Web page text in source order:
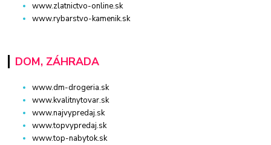
www.zlatnictvo-online.sk
www.rybarstvo-kamenik.sk
DOM, ZÁHRADA
www.dm-drogeria.sk
www.kvalitnytovar.sk
www.najvypredaj.sk
www.topvypredaj.sk
www.top-nabytok.sk